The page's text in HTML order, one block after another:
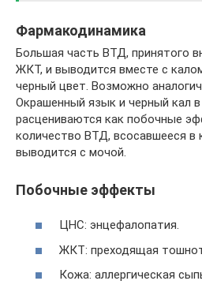
Фармакодинамика
Большая часть ВТД, принятого
ЖКТ, и выводится вместе с
черный цвет. Возможно
Окрашенный язык и черный кал
расцениваются как побочные
количество ВТД, всосавшееся в
выводится с мочой.
Побочные эффекты
ЦНС: энцефалопатия.
ЖКТ: преходящая
Кожа: аллергическая